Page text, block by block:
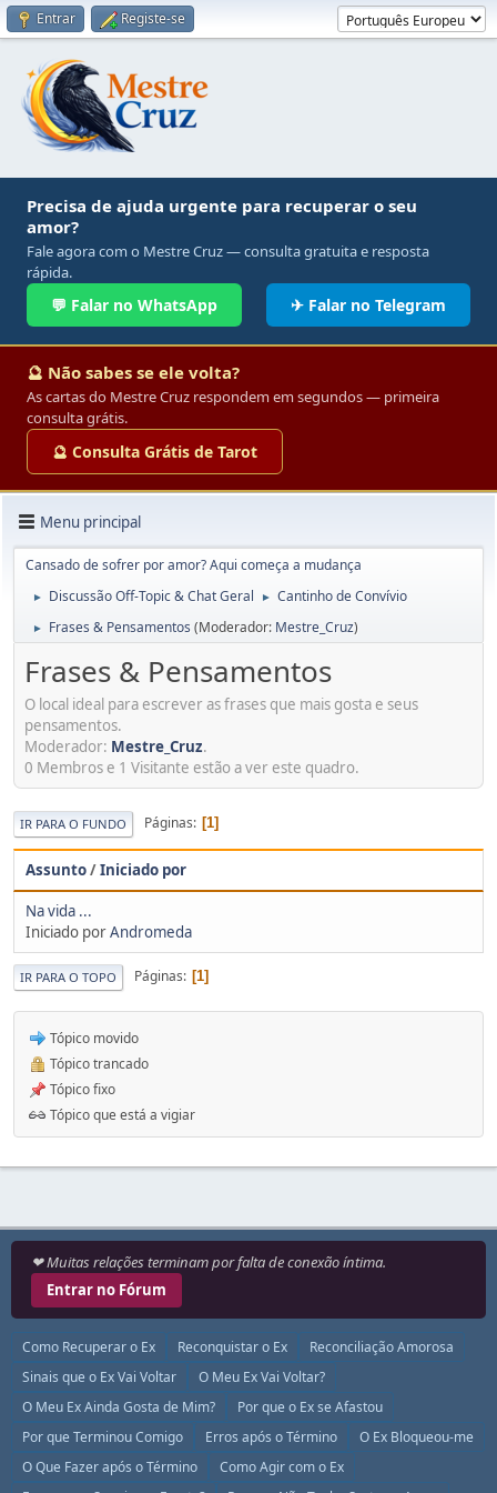
Entrar Registe-se
Precisa de ajuda urgente para recuperar o seu
amor?
Fale agora com o Mestre Cruz — consulta gratuita e resposta
rápida.
💬 Falar no WhatsApp ✈ Falar no Telegram
🔮 Não sabes se ele volta?
As cartas do Mestre Cruz respondem em segundos — primeira
consulta grátis.
🔮 Consulta Grátis de Tarot
Menu principal
Cansado de sofrer por amor? Aqui começa a mudança
► Discussão Off-Topic & Chat Geral ► Cantinho de Convívio
► Frases & Pensamentos (Moderador: Mestre_Cruz)
Frases & Pensamentos
O local ideal para escrever as frases que mais gosta e seus
pensamentos.
Moderador: Mestre_Cruz.
0 Membros e 1 Visitante estão a ver este quadro.
IR PARA O FUNDO Páginas 1
Assunto/Iniciado por
Na vida ...
Iniciado porAndromeda
IR PARA O TOPO Páginas 1
Tópico movido
Tópico trancado
Tópico fixo
Tópico que está a vigiar
❤ Muitas relações terminam por falta de conexão íntima.
Entrar no Fórum
Como Recuperar o Ex Reconquistar o Ex
Reconciliação Amorosa
Sinais que o Ex Vai Voltar
O Meu Ex Vai Voltar?
O Meu Ex Ainda Gosta de Mim?
Por que o Ex se Afastou
Por que Terminou Comigo
Erros após o Término
O Ex Bloqueou-me
O Que Fazer após o Término
Como Agir com o Ex